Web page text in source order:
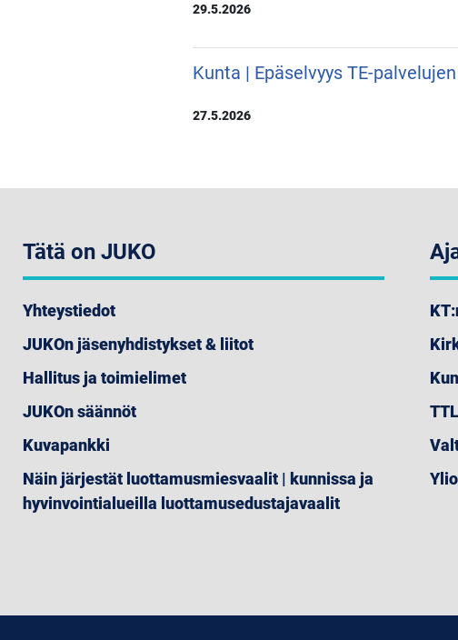
29.5.2026
Kunta | Epäselvyys TE-
27.5.2026
Tätä on JUKO
Yhteystiedot
JUKOn jäsenyhdistykset & liitot
Hallitus ja toimielimet
JUKOn säännöt
Kuvapankki
Näin järjestät luottamusmiesvaalit | kunnissa ja
hyvinvointialueilla luottamusedustajavaalit
TTL